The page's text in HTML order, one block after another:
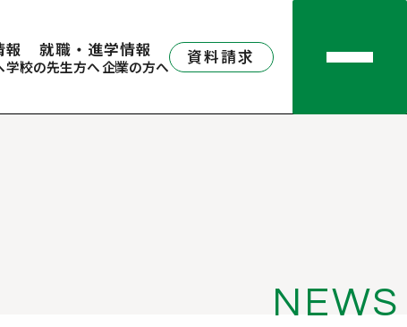
報 就職・進学情報
学校の先生方へ企業の方へ 資料請求
NEWS